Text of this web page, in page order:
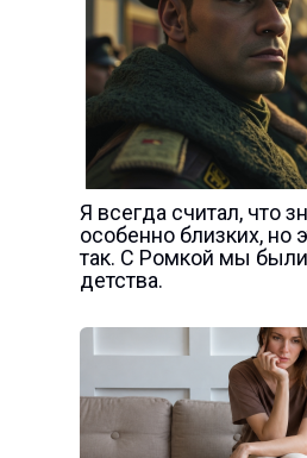
Я всегда считал, что
особенно близких, но
так. С Ромкой мы
детства.